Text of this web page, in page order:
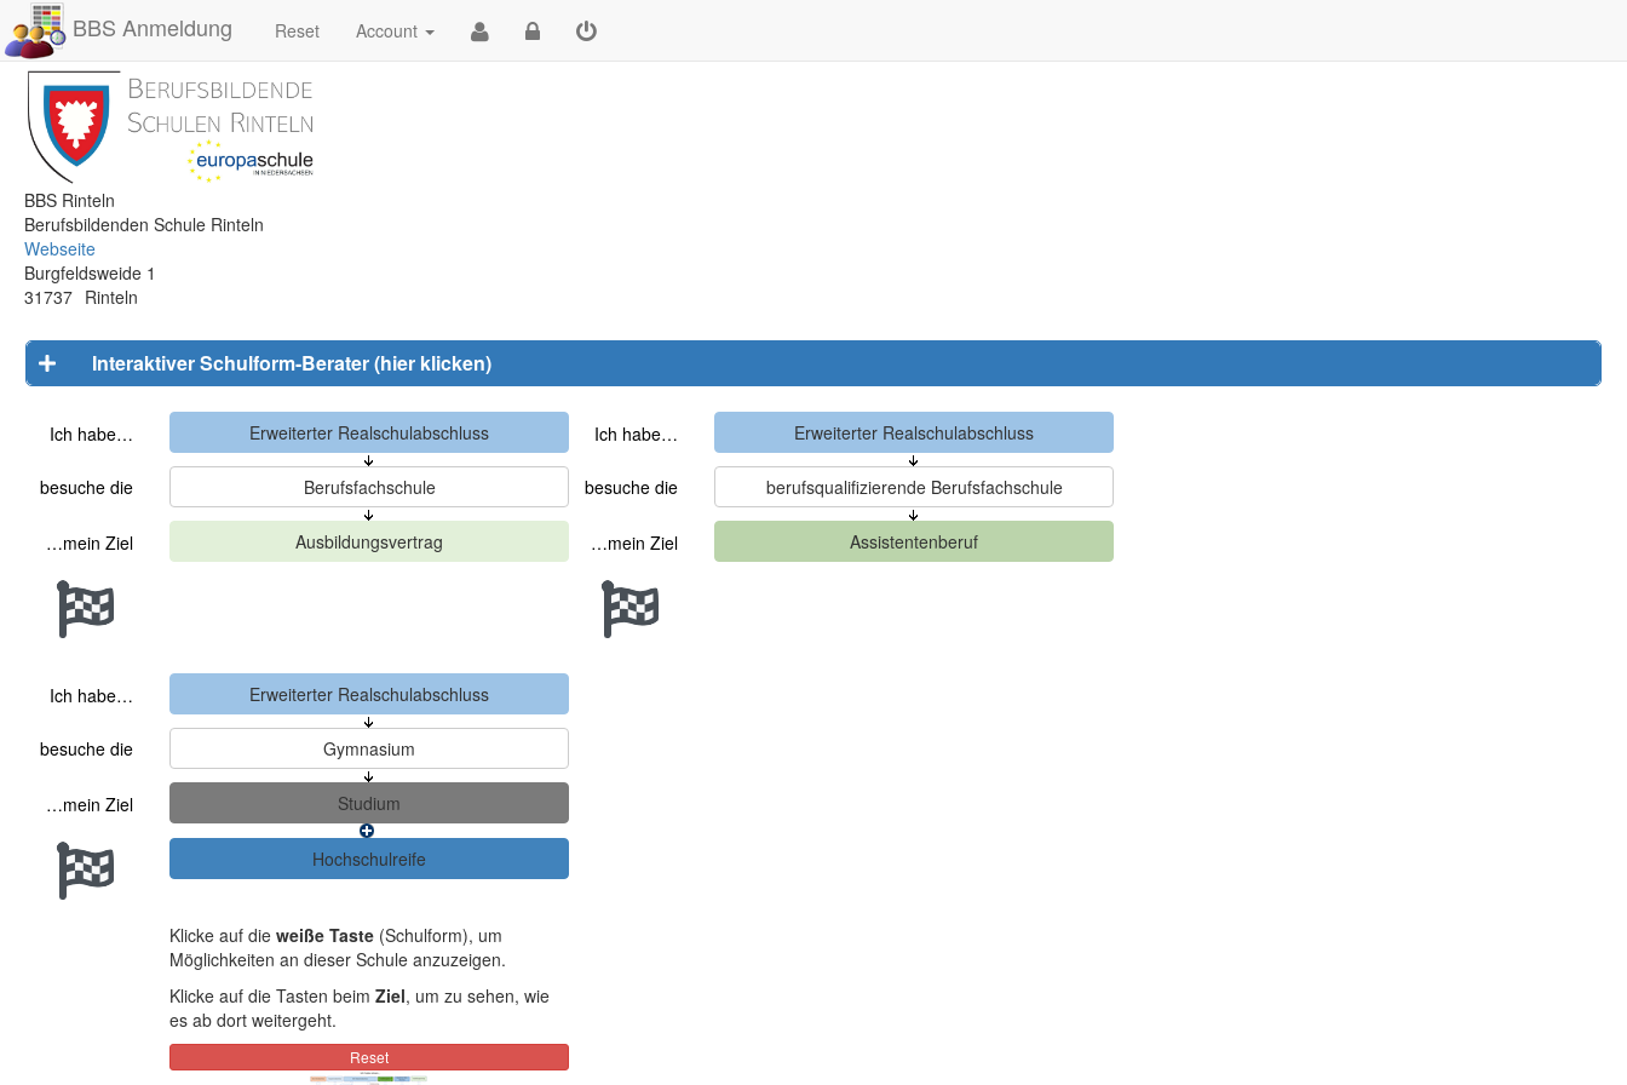
BBS Anmeldung Reset Account
BBS Rinteln
Berufsbildenden Schule Rinteln
Webseite
Burgfeldsweide 1
31737 Rinteln
Interaktiver Schulform-Berater (hier klicken)
Ich habe…
besuche die
…mein Ziel
Ich habe…
besuche die
…mein Ziel
Ich habe…
besuche die
…mein Ziel
Klicke auf die weiße Taste (Schulform), um
Möglichkeiten an dieser Schule anzuzeigen.
Klicke auf die Tasten beim Ziel, um zu sehen, wie
es ab dort weitergeht.